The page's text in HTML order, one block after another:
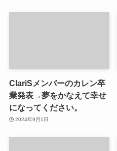
ClariSメンバーのカレン卒
業発表→夢をかなえて幸せ
になってください。
2024年9月1日